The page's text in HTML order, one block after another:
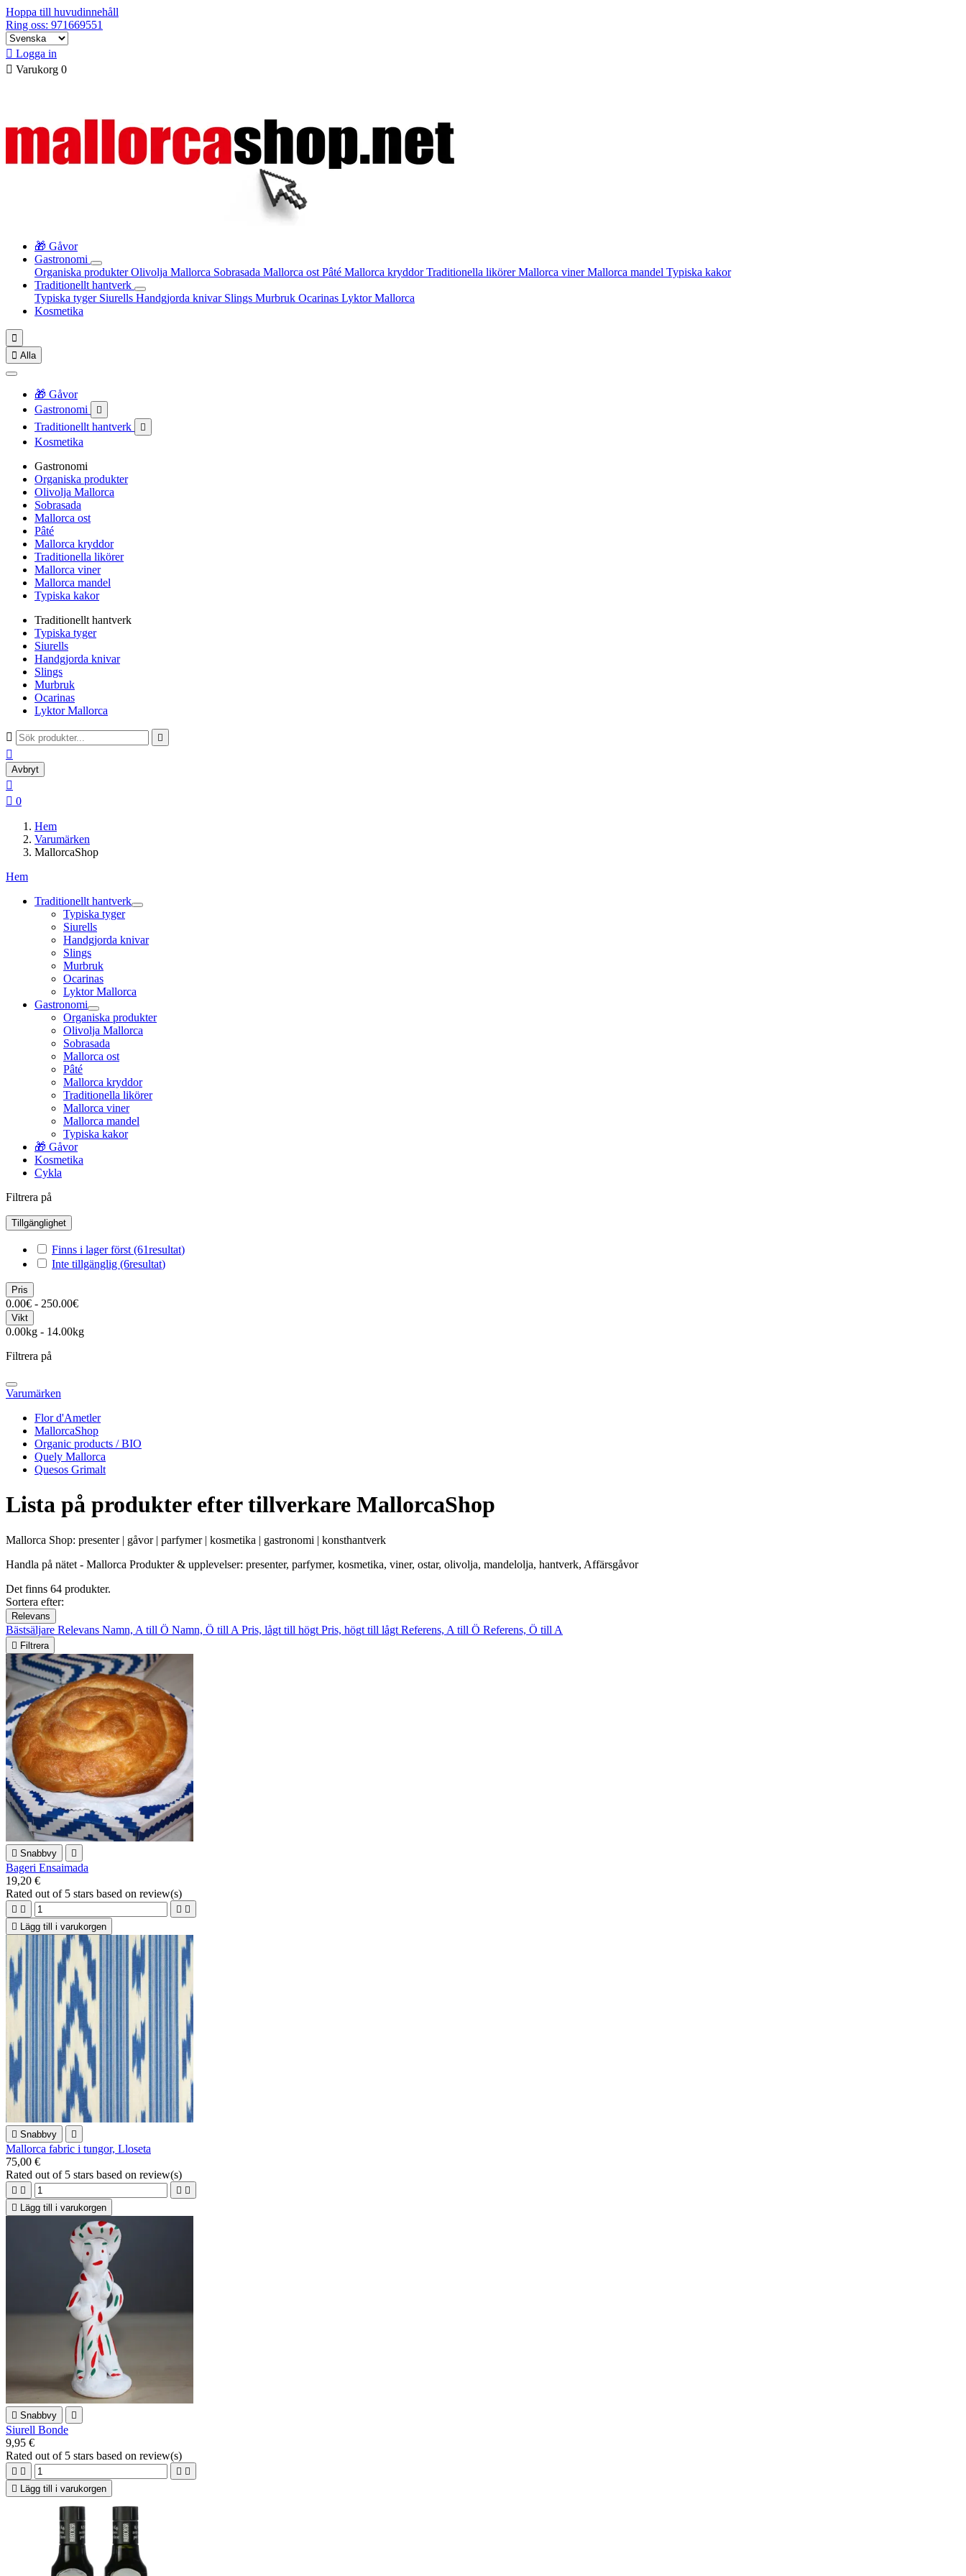
Hoppa till huvudinnehåll
Ring oss: 971669551
 Logga in
 Varukorg 0
🎁 Gåvor
Gastronomi
Organiska produkterOlivolja Mallorca Sobrasada Mallorca ost Pâté Mallorca kryddorTraditionella likörerMallorca vinerMallorca mandel Typiska kakor
Traditionellt hantverk
Typiska tyger Siurells Handgjorda knivar Slings Murbruk Ocarinas Lyktor Mallorca
Kosmetika

 Alla
🎁 Gåvor
Gastronomi

Traditionellt hantverk 
Kosmetika
Gastronomi
Organiska produkter
Olivolja Mallorca
Sobrasada
Mallorca ost
Pâté
Mallorca kryddor
Traditionella likörer
Mallorca viner
Mallorca mandel
Typiska kakor
Traditionellt hantverk
Typiska tyger
Siurells
Handgjorda knivar
Slings
Murbruk
Ocarinas
Lyktor Mallorca
 

Avbryt

 0
Hem
Varumärken
MallorcaShop
Hem
Traditionellt hantverk
Typiska tyger
Siurells
Handgjorda knivar
Slings
Murbruk
Ocarinas
Lyktor Mallorca
Gastronomi
Organiska produkter
Olivolja Mallorca
Sobrasada
Mallorca ost
Pâté
Mallorca kryddor
Traditionella likörer
Mallorca viner
Mallorca mandel
Typiska kakor
🎁 Gåvor
Kosmetika
Cykla
Filtrera på
Tillgänglighet
Finns i lager först (61resultat)
Inte tillgänglig (6resultat)
Pris
0.00€ - 250.00€
Vikt
0.00kg - 14.00kg
Filtrera på
Varumärken
Flor d'Ametler
MallorcaShop
Organic products / BIO
Quely Mallorca
Quesos Grimalt
Lista på produkter efter tillverkare MallorcaShop
Mallorca Shop: presenter | gåvor | parfymer | kosmetika | gastronomi | konsthantverk
Handla på nätet - Mallorca Produkter & upplevelser: presenter, parfymer, kosmetika, viner, ostar, olivolja, mandelolja, hantverk, Affärsgåvor
Det finns 64 produkter.
Sortera efter:
Relevans
Bästsäljare Relevans Namn, A till Ö Namn, Ö till A Pris, lågt till högt Pris, högt till lågt Referens, A till Ö Referens, Ö till A
 Filtrera
 Snabbvy 
Bageri Ensaimada
19,20 €
Rated out of 5 stars based on review(s)
   

Lägg till i varukorgen
 Snabbvy 
Mallorca fabric i tungor, Lloseta
75,00 €
Rated out of 5 stars based on review(s)
   

Lägg till i varukorgen
 Snabbvy 
Siurell Bonde
9,95 €
Rated out of 5 stars based on review(s)
   

Lägg till i varukorgen